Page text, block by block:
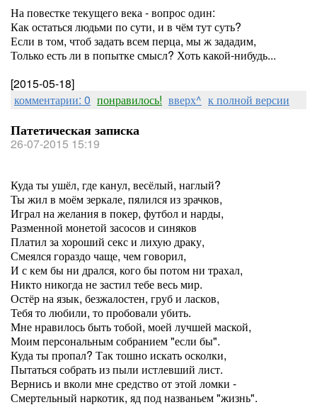
На повестке текущего века - вопрос один:
Как остаться людьми по сути, и в чём тут суть?
Если в том, чтоб задать всем перца, мы ж зададим,
Только есть ли в попытке смысл? Хоть какой-нибудь...
[2015-05-18]
комментарии: 0 понравилось! вверх^ к полной версии
Патетическая записка
26-07-2015 15:19
Куда ты ушёл, где канул, весёлый, наглый?
Ты жил в моём зеркале, пялился из зрачков,
Играл на желания в покер, футбол и нарды,
Разменной монетой засосов и синяков
Платил за хороший секс и лихую драку,
Смеялся гораздо чаще, чем говорил,
И с кем бы ни дрался, кого бы потом ни трахал,
Никто никогда не застил тебе весь мир.
Остёр на язык, безжалостен, груб и ласков,
Тебя то любили, то пробовали убить.
Мне нравилось быть тобой, моей лучшей маской,
Моим персональным собранием "если бы".
Куда ты пропал? Так тошно искать осколки,
Пытаться собрать из пыли истлевший лист.
Вернись и вколи мне средство от этой ломки -
Смертельный наркотик, яд под названьем "жизнь".